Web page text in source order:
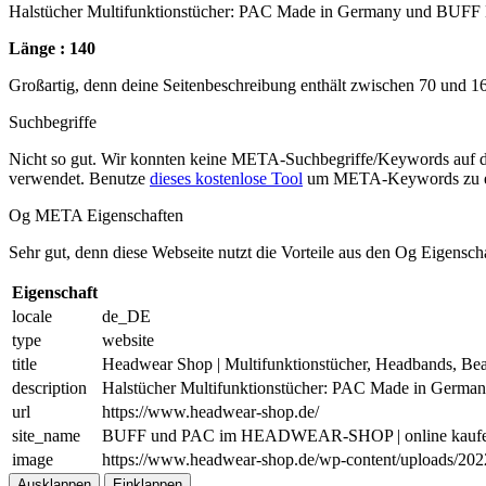
Halstücher Multifunktionstücher: PAC Made in Germany und
Länge : 140
Großartig, denn deine Seitenbeschreibung enthält zwischen 70 und
Suchbegriffe
Nicht so gut. Wir konnten keine META-Suchbegriffe/Keywords auf
verwendet. Benutze dieses kostenlose Tool um META-Keywords zu
Og META Eigenschaften
Sehr gut, denn diese Webseite nutzt die Vorteile aus den Og
Eigenschaft
locale
de_DE
type
website
title
Headwear Shop | Multifunktionstücher, Headbands,
description
Halstücher Multifunktionstücher: PAC Made in
url
https://www.headwear-shop.de/
site_name
BUFF und PAC im HEADWEAR-SHOP | online
image
https://www.headwear-shop.de/wp-content/uploads/